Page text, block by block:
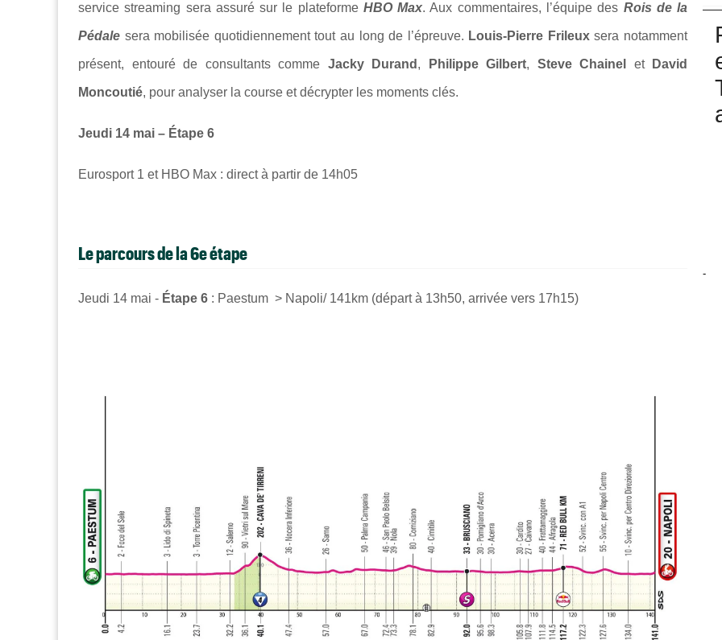
service streaming sera assuré sur le plateforme HBO Max. Aux commentaires, l’équipe des Rois de la
Pédale sera mobilisée quotidiennement tout au long de l’épreuve. Louis-Pierre Frileuxsera notamment
présent, entouré de consultants comme Jacky Durand , Philippe Gilbert, Steve Chainel et David
Moncoutié, pour analyser la course et décrypter les moments clés.
Jeudi 14 mai – Étape 6
Eurosport 1 et HBO Max : direct à partir de 14h05
Le parcours de la 6e étape
Jeudi 14 mai - Étape 6 : Paestum > Napoli/ 141km (départ à 13h50, arrivée vers 17h15)
-